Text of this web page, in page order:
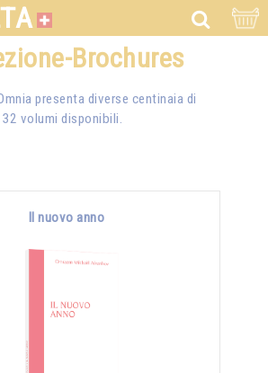
Brochures
presenta diverse centinaia di
volumi disponibili.
Il nuovo anno